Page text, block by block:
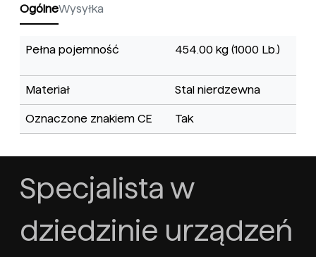
OgólneWysyłka
Pełna pojemność 454.00 kg (1000 Lb.)
Materiał Stal nierdzewna
Oznaczone znakiem CE Tak
Specjalista w
dziedzinie urządzeń